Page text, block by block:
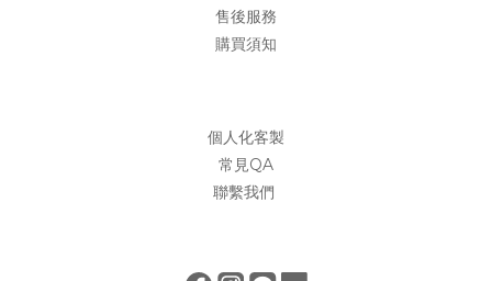
售後服務
購買須知
個人化客製
常見QA
聯繫我們